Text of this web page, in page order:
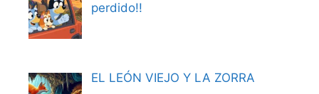
perdido!!
EL LEÓN VIEJO Y LA ZORRA